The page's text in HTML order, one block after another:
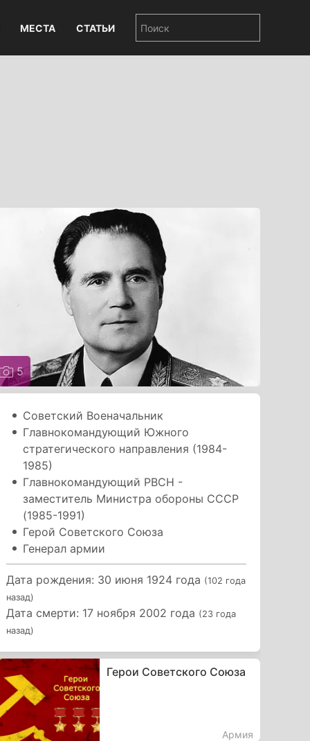
МЕСТА СТАТЬИ
5
Советский Военачальник
Главнокомандующий Южного
стратегического направления (1984-
1985)
Главнокомандующий РВСН -
заместитель Министра обороны СССР
(1985-1991)
Герой Советского Союза
Генерал армии
Дата рождения: 30 июня 1924 года (102 года
назад)
Дата смерти: 17 ноября 2002 года (23 года
назад)
Герои Советского Союза
Армия